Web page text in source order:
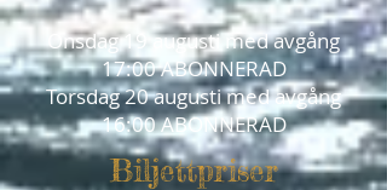
Onsdag 19 augusti med avgång
17:00 ABONNERAD
Torsdag 20 augusti med avgång
16:00 ABONNERAD
Biljettpriser